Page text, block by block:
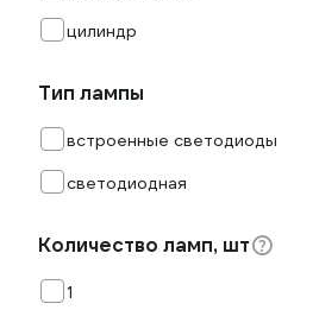
цилиндр
Тип лампы
встроенные светодиоды
светодиодная
Количество ламп, шт
1